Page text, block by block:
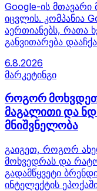
Google-ის მთავარი
იცვლის. კომპანია
აერთიანებს, რათა
განვითარება
6.8.2026
მარკეტინგი
როგორ მოხვდეთ
მაგალითი და
მნიშვნელობა
გაიგეთ, როგორ
მოხვედრას და
გადამწყვეტი
ინტელექტის